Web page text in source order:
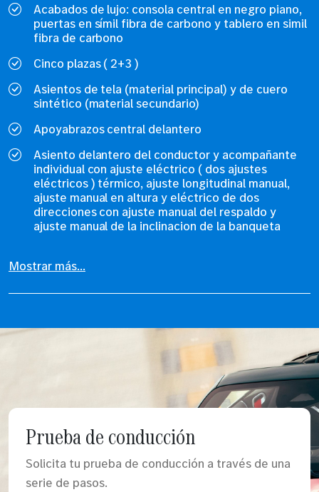
Acabados de lujo: consola central en negro piano,
puertas en símil fibra de carbono y tablero en simil
fibra de carbono
Cinco plazas ( 2+3 )
Asientos de tela (material principal) y de cuero
sintético (material secundario)
Apoyabrazos central delantero
Asiento delantero del conductor y acompañante
individual con ajuste eléctrico ( dos ajustes
eléctricos ) térmico, ajuste longitudinal manual,
ajuste manual en altura y eléctrico de dos
direcciones con ajuste manual del respaldo y
ajuste manual de la inclinacion de la banqueta
Mostrar más...
Prueba de conducción
Solicita tu prueba de conducción a través de una
serie de pasos.